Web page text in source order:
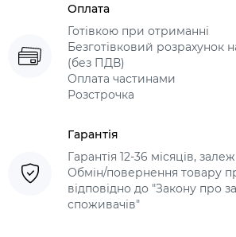
Оплата
Готівкою при отриманні
Безготівковий розрахунок
(без ПДВ)
Оплата частинами
Розстрочка
Гарантія
Гарантія 12-36 місяців,
Обмін/повернення товару
відповідно до "Закону про
споживачів"